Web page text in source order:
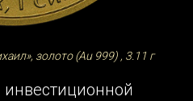
золото (Au 999) , 3.11 г